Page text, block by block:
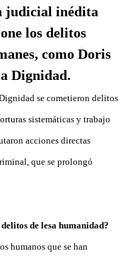
judicial inédita
los delitos
como Doris
Dignidad.
se cometieron delitos
sistemáticas y trabajo
acciones directas
que se prolongó
de lesa humanidad?
humanos que se han